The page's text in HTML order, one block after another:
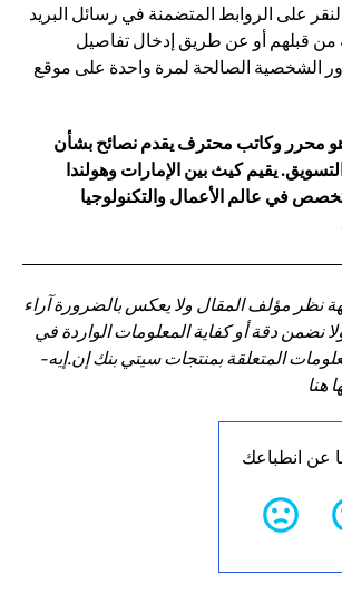
على الروابط المتضمنة في رسائل البريد
من قبلهم أو عن طريق إدخال تفاصيل
الشخصية الصالحة لمرة واحدة على موقع
محرر وكاتب محترف يقدم نصائح بشأن
يقيم كيث بين الإمارات وهولندا
في عالم الأعمال والتكنولوجيا
نظر مؤلف المقال ولا يعكس بالضرورة آراء
نضمن دقة أو كفاية المعلومات الواردة في
المتعلقة بمنتجات سيتي بنك إن.إيه-
هنا
عن انطباعك